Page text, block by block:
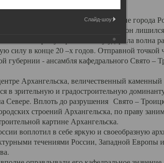
мере, чем другие губернские города
разрушений, в результате которых он
по старому Архангельску ударила волна
силу в конце 20 –х годов. Отправной точкой
губернии - ансамбля кафедрального Свято –
величественный каменный
в зрительную и градостроительную
Вплоть до разрушения Свято –
строений Архангельска, по праву
картине Архангельска.
воплотил в себе яркую и своеобразную
течениями России, Западной Европы
Слайд-шоу: